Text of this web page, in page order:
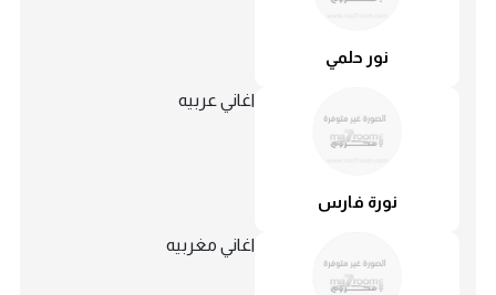
نور حلمي
نورة فارس
اغاني عربيه
اغاني مغربيه